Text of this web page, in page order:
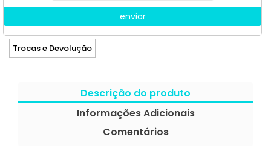
enviar
Trocas e Devolução
Descrição do produto
Informações Adicionais
Comentários